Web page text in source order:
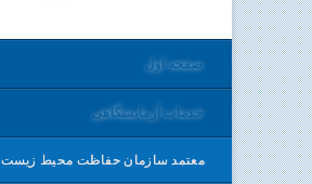
صفحه اول
خدمات آزمایشگاهی
معتمد سازمان حفاظت محيط زيست